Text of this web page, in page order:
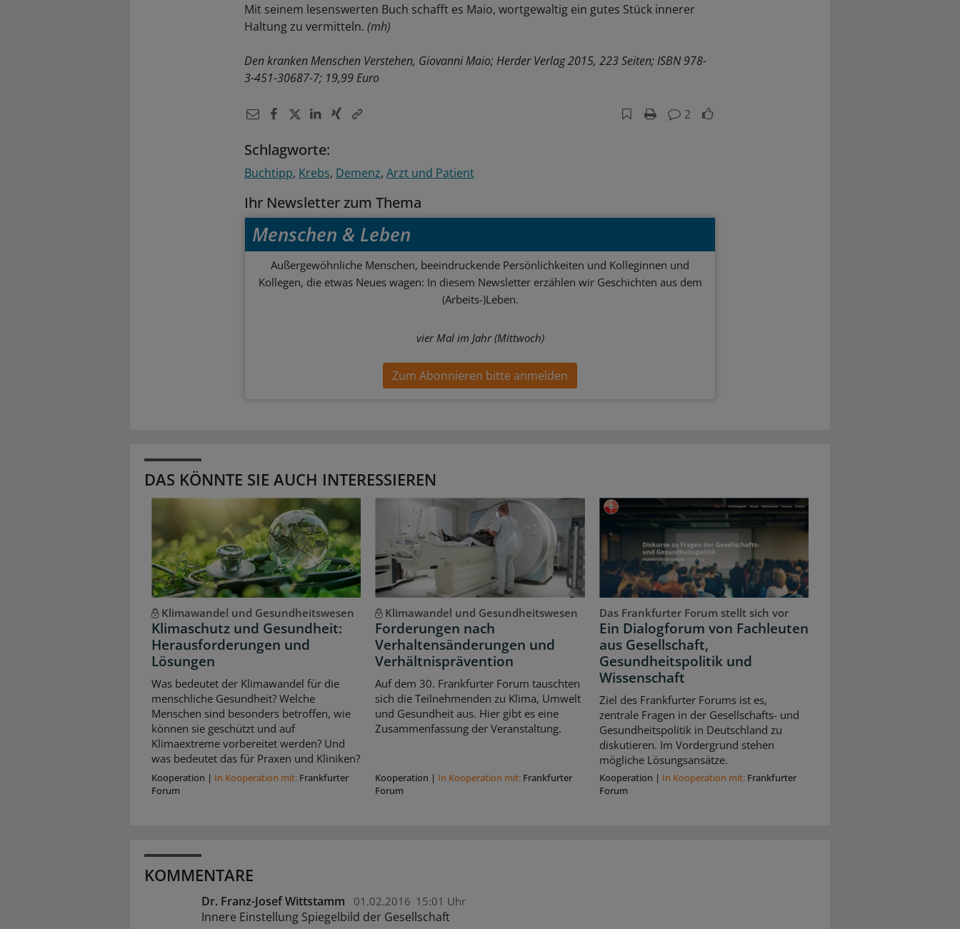
Mit seinem lesenswerten Buch schafft es Maio, wortgewaltig ein gutes Stück innerer
Haltung zu vermitteln. (mh)
Den kranken Menschen Verstehen, Giovanni Maio; Herder Verlag 2015, 223 Seiten; ISBN 978-
3-451-30687-7; 19,99 Euro
2
Schlagworte:
Buchtipp Krebs Demenz Arzt und Patient
Ihr Newsletter zum Thema
Menschen & Leben
Außergewöhnliche Menschen, beeindruckende Persönlichkeiten und Kolleginnen und
Kollegen, die etwas Neues wagen: In diesem Newsletter erzählen wir Geschichten aus dem
(Arbeits-)Leben.
vier Mal im Jahr (Mittwoch)
Zum Abonnieren bitte anmelden
DAS KÖNNTE SIE AUCH INTERESSIEREN
Klimawandel und Gesundheitswesen
Klimaschutz und Gesundheit:
Herausforderungen und
Lösungen
Was bedeutet der Klimawandel für die
menschliche Gesundheit? Welche
Menschen sind besonders betroffen, wie
können sie geschützt und auf
Klimaextreme vorbereitet werden? Und
was bedeutet das für Praxen und Kliniken?
Kooperation | In Kooperation mit: Frankfurter
Forum
Klimawandel und Gesundheitswesen
Forderungen nach
Verhaltensänderungen und
Verhältnisprävention
Auf dem 30. Frankfurter Forum tauschten
sich die Teilnehmenden zu Klima, Umwelt
und Gesundheit aus. Hier gibt es eine
Zusammenfassung der Veranstaltung.
Kooperation | In Kooperation mit: Frankfurter
Forum
Das Frankfurter Forum stellt sich vor
Ein Dialogforum von Fachleuten
aus Gesellschaft,
Gesundheitspolitik und
Wissenschaft
Ziel des Frankfurter Forums ist es,
zentrale Fragen in der Gesellschafts- und
Gesundheitspolitik in Deutschland zu
diskutieren. Im Vordergrund stehen
mögliche Lösungsansätze.
Kooperation | In Kooperation mit: Frankfurter
Forum
KOMMENTARE
Dr. Franz-Josef Wittstamm 01.02.2016 15:01 Uhr
Innere Einstellung Spiegelbild der Gesellschaft